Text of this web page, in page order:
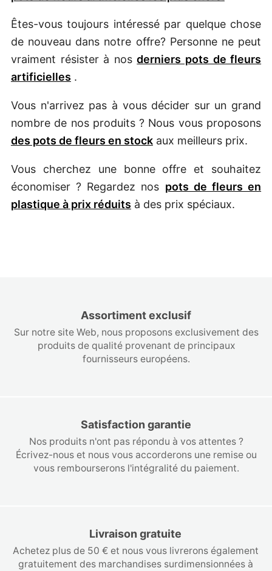
Assortiment exclusif
Sur notre site Web, nous proposons exclusivement des
produits de qualité provenant de principaux
fournisseurs européens.
Satisfaction garantie
Nos produits n'ont pas répondu à vos attentes ?
Écrivez-nous et nous vous accorderons une remise ou
vous rembourserons l'intégralité du paiement.
Livraison gratuite
Achetez plus de 50 € et nous vous livrerons également
gratuitement des marchandises surdimensionnées à
Êtes-vous toujours intéressé par quelque chose
de nouveau dans notre offre? Personne ne peut
vraiment résister à nosderniers pots de fleurs
artificielles .
Vous n'arrivez pas à vous décider sur un grand
nombre de nos produits ? Nous vous proposons
des pots de fleurs en stockaux meilleurs prix.
Vous cherchez une bonne offre et souhaitez
économiser ? Regardez nos pots de fleurs en
plastique à prix réduits à des prix spéciaux.